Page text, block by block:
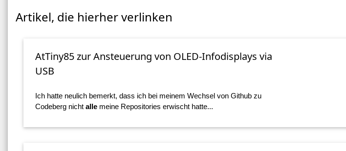
Artikel, die hierher verlinken
AtTiny85 zur Ansteuerung von OLED-Infodisplays via
USB
Ich hatte neulich bemerkt, dass ich bei meinem Wechsel von Github zu
Codeberg nicht alle meine Repositories erwischt hatte...